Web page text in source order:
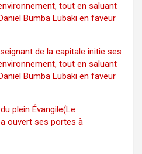
tout en saluant
Bumba Lubaki en faveur
de la capitale initie ses
tout en saluant
Bumba Lubaki en faveur
plein Évangile(Le
ouvert ses portes à